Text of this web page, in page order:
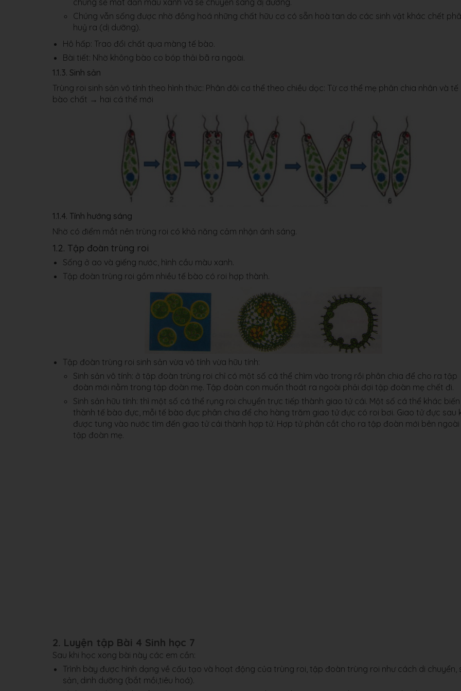
Chúng vẫn sống được nhờ đồng hoá những chất hữu cơ có sẵn hoà tan do các sinh vật khác chết
huỷ ra (dị dưỡng).
Hô hấp: Trao đổi chất qua màng tế bào.
Bài tiết: Nhờ không bào co bóp thải bã ra ngoài.
1.1.3. Sinh sản
Trùng roi sinh sản vô tính theo hình thức: Phân đôi cơ thể theo chiều dọc: Từ cơ thể mẹ phân chia nhân và tế
bào chất → hai cá thể mới
1.1.4. Tính hướng sáng
Nhờ có điểm mắt nên trùng roi có khả năng cảm nhận ánh sáng.
1.2. Tập đoàn trùng roi
Sống ở ao và giếng nước, hình cầu màu xanh.
Tập đoàn trùng roi gồm nhiều tế bào có roi hợp thành.
Tập đoàn trùng roi sinh sản vừa vô tính vừa hữu tính:
Sinh sản vô tính: ở tập đoàn trùng roi chỉ có một số cá thể chìm vào trong rồi phân chia để cho ra tập
đoàn mới nằm trong tập đoàn mẹ. Tập đoàn con muốn thoát ra ngoài phải đợi tập đoàn mẹ chết đi.
Sinh sản hữu tính: thì một số cá thể rụng roi chuyển trực tiếp thành giao tử cái. Một số cá thể khác biến
thành tế bào đực, mỗi tế bào đực phân chia để cho hàng trăm giao tử đực có roi bơi. Giao tử đực sau
được tung vào nước tìm đến giao tử cái thành hợp tử. Hợp tử phân cắt cho ra tập đoàn mới bên ngoài
tập đoàn mẹ.
2. Luyện tập Bài 4 Sinh học 7
Sau khi học xong bài này các em cần:
Trình bày được hình dạng về cấu tạo và hoạt động của trùng roi, tập đoàn trùng roi như cách di chuyển,
sản, dinh dưỡng (bắt mồi,tiêu hoá).